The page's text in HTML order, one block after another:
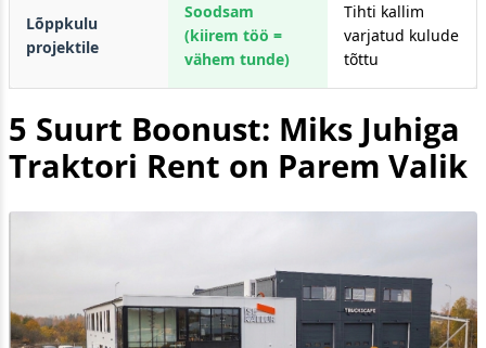
Lõppkulu
projektile
Soodsam
(kiirem töö =
vähem tunde)
Tihti kallim
varjatud kulude
tõttu
5 Suurt Boonust: Miks Juhiga
Traktori Rent on Parem Valik